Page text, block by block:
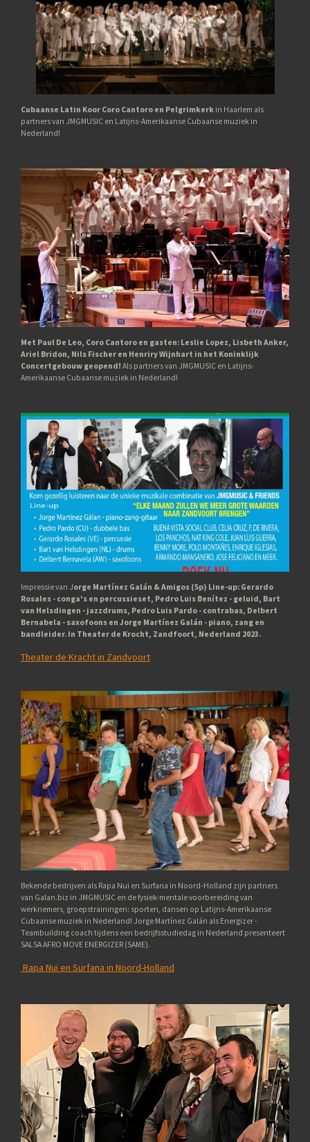
Cubaanse Latin Koor Coro Cantoro en Pelgrimkerk in Haarlem als
partners van JMGMUSIC en Latijns-Amerikaanse Cubaanse muziek in
Nederland!
Met Paul De Leo, Coro Cantoro en gasten: Leslie Lopez, Lisbeth Anker,
Ariel Bridon, Nils Fischer en Henriry Wijnhart in het Koninklijk
Concertgebouw geopend! Als partners van JMGMUSIC en Latijns-
Amerikaanse Cubaanse muziek in Nederland!
Impressie van Jorge Martínez Galán & Amigos (5p) Line-up: Gerardo
Rosales - conga's en percussieset, Pedro Luis Benítez - geluid, Bart
van Helsdingen - jazzdrums, Pedro Luis Pardo - contrabas, Delbert
Bernabela - saxofoons en Jorge Martínez Galán - piano, zang en
bandleider. In Theater de Krocht, Zandfoort, Nederland 2023.
Theater de Kracht in Zandvoort
Bekende bedrijven als Rapa Nui en Surfana in Noord-Holland zijn partners
van Galan.biz in JMGMUSIC en de fysiek-mentale voorbereiding van
werknemers, groepstrainingen: sporten, dansen op Latijns-Amerikaanse
Cubaanse muziek in Nederland! Jorge Martínez Galán als Energizer -
Teambuilding coach tijdens een bedrijfsstudiedag in Nederland presenteert
SALSA AFRO MOVE ENERGIZER (SAME).
Rapa Nui en Surfana in Noord-Holland